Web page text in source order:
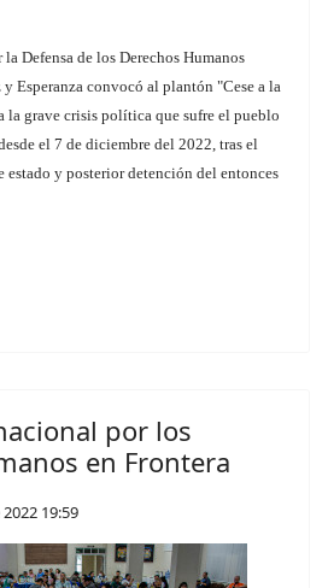
Defensa de los Derechos Humanos
Esperanza convocó al plantón "Cese a la
la grave crisis política que sufre el pueblo
el 7 de diciembre del 2022, tras el
y posterior detención del entonces
por los
en Frontera
19:59